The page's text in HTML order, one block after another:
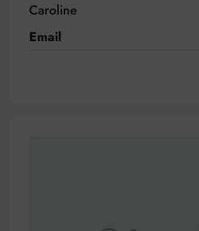
Caroline
Email